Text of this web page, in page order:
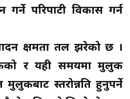
गर्ने परिपाटी विकास गर्न
क्षमता तल झरेको छ ।
र यही समयमा मुलुक
स्तरोन्नति हुनुपर्ने